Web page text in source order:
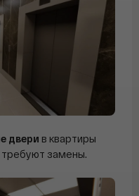
двери в квартиры
замены.